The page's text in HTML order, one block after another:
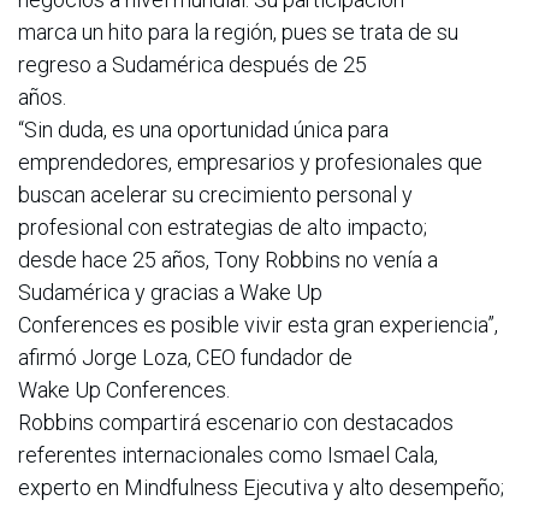
marca un hito para la región, pues se trata de su
regreso a Sudamérica después de 25
años.
“Sin duda, es una oportunidad única para
emprendedores, empresarios y profesionales que
buscan acelerar su crecimiento personal y
profesional con estrategias de alto impacto;
desde hace 25 años, Tony Robbins no venía a
Sudamérica y gracias a Wake Up
Conferences es posible vivir esta gran experiencia”,
afirmó Jorge Loza, CEO fundador de
Wake Up Conferences.
Robbins compartirá escenario con destacados
referentes internacionales como Ismael Cala,
experto en Mindfulness Ejecutiva y alto desempeño;